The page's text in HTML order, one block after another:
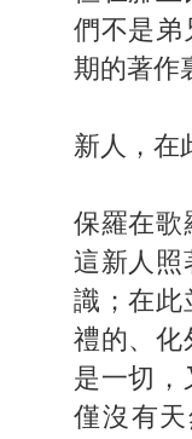
們不是弟
期的著作
新人，在
保羅在歌
這新人照
識；在此
禮的、化
是一切，
僅沒有